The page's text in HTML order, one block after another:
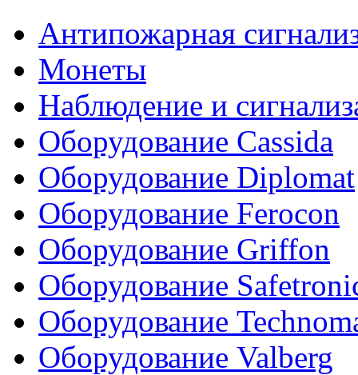
Антипожарная
Монеты
Наблюдение и
Оборудование Cassida
Оборудование Diplomat
Оборудование Ferocon
Оборудование Griffon
Оборудование
Оборудование
Оборудование Valberg